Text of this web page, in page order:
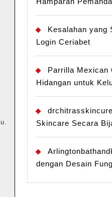
Kesalahan yang
Login Ceriabet
Parrilla Mexican
Hidangan untuk
Skincare Secara
dengan Desain